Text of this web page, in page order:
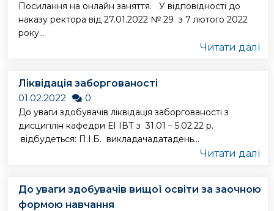
Посилання на онлайн заняття. У відповідності до
наказу ректора від 27.01.2022 № 29 з 7 лютого 2022
року...
Читати далі
Ліквідація заборгованості
01.02.2022
0
До уваги здобувачів ліквідація заборгованості з
дисциплін кафедри ЕІ ІВТ з 31.01 – 5.02.22 р.
відбудеться: П.І.Б. викладачадатадень...
Читати далі
До уваги здобувачів вищої освіти за заочною
формою навчання